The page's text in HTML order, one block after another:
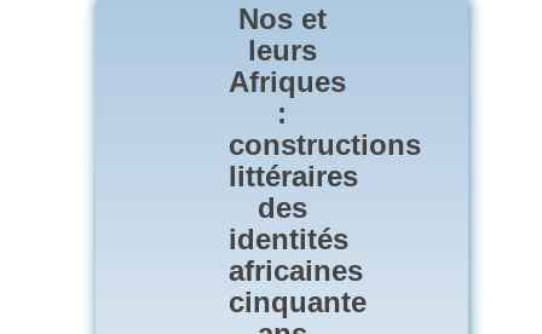
Nos et
leurs
Afriques
:
constructions
littéraires
des
identités
africaines
cinquante